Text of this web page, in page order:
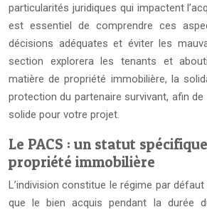
particularités juridiques qui impactent
est essentiel de comprendre ces
décisions adéquates et éviter les
section explorera les tenants et
matière de propriété immobilière, la
protection du partenaire survivant, afin
solide pour votre projet.
Le PACS : un statut
propriété immobilière
L’indivision constitue le régime par défaut
que le bien acquis pendant la durée